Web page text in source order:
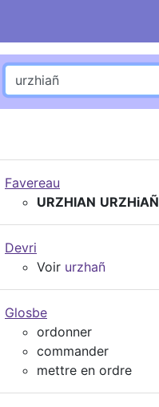
Favereau
URZHIAN URZHiAÑ
Devri
Voir urzhañ
Glosbe
ordonner
commander
mettre en ordre